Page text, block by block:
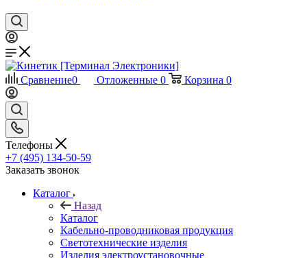
Сравнение0 Отложенные 0 Корзина 0
Телефоны
+7 (495) 134-50-59
Заказать звонок
Каталог
Назад
Каталог
Кабельно-проводниковая продукция
Светотехнические изделия
Изделия электроустановочные